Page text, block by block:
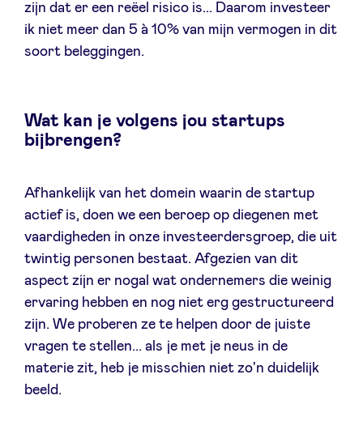
zijn dat er een reëel risico is... Daarom investeer
ik niet meer dan 5 à 10% van mijn vermogen in dit
soort beleggingen.
Wat kan je volgens jou startups
bijbrengen?
Afhankelijk van het domein waarin de startup
actief is, doen we een beroep op diegenen met
vaardigheden in onze investeerdersgroep, die uit
twintig personen bestaat. Afgezien van dit
aspect zijn er nogal wat ondernemers die weinig
ervaring hebben en nog niet erg gestructureerd
zijn. We proberen ze te helpen door de juiste
vragen te stellen... als je met je neus in de
materie zit, heb je misschien niet zo'n duidelijk
beeld.